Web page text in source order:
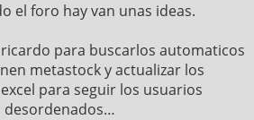
el foro hay van unas ideas.
para buscarlos automaticos
metastock y actualizar los
para seguir los usuarios
desordenados…